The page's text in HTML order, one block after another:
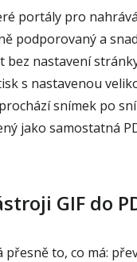
portály pro
podporovaný a
bez nastavení
s nastavenou
snímek po
jako samostatná
GIF do
to, co má: